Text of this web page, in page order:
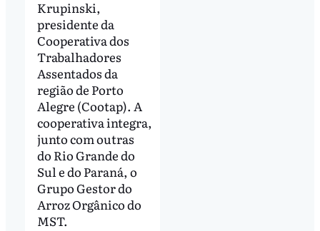
Krupinski,
presidente da
Cooperativa dos
Trabalhadores
Assentados da
região de Porto
Alegre (Cootap). A
cooperativa integra,
junto com outras
do Rio Grande do
Sul e do Paraná, o
Grupo Gestor do
Arroz Orgânico do
MST.